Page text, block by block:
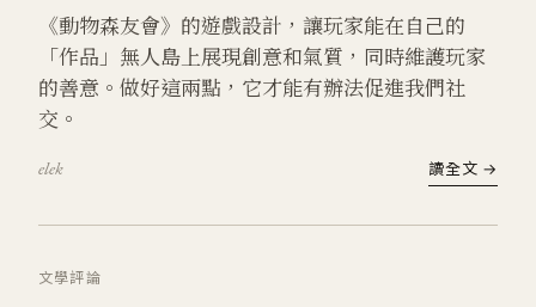
《動物森友會》的遊戲設計，讓玩家能在自己的
「作品」無人島上展現創意和氣質，同時維護玩家
的善意。做好這兩點，它才能有辦法促進我們社
交。
elek 讀全文 →
文學評論